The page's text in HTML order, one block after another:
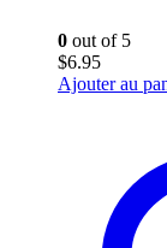
0 out of 5
$6.95
Ajouter au